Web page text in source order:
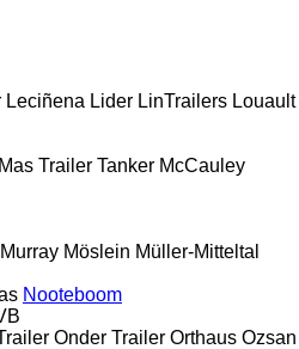
Leciñena Lider LinTrailers Louault
Mas Trailer Tanker McCauley
Murray Möslein Müller-Mitteltal
Nooteboom
Onder Trailer Orthaus Ozsan